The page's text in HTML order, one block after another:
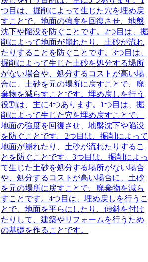
つ目は、掘削によって生じた穴を埋め戻
すことで、地面の強度を回復させ、地盤
沈下や陥没を防ぐことです。2つ目は、掘
削によって地面が崩れたり、土砂が流れ
たりすることを防ぐことです。3つ目は、
掘削によって生じた土砂を処分する場所
がない場合や、処分するコストが高い場
合に、土砂を元の場所に戻すことで、廃
棄物を減らすことです。埋め戻しを行う
役割は、主に4つあります。1つ目は、掘
削によって生じた穴を埋め戻すことで、
地面の強度を回復させ、地盤沈下や陥没
を防ぐことです。2つ目は、掘削によって
地面が崩れたり、土砂が流れたりするこ
とを防ぐことです。3つ目は、掘削によっ
て生じた土砂を処分する場所がない場合
や、処分するコストが高い場合に、土砂
を元の場所に戻すことで、廃棄物を減ら
すことです。4つ目は、埋め戻しを行うこ
とで、地面を平らにしたり、傾斜を付け
たりして、建築やリフォームを行うため
の基礎を作ることです。